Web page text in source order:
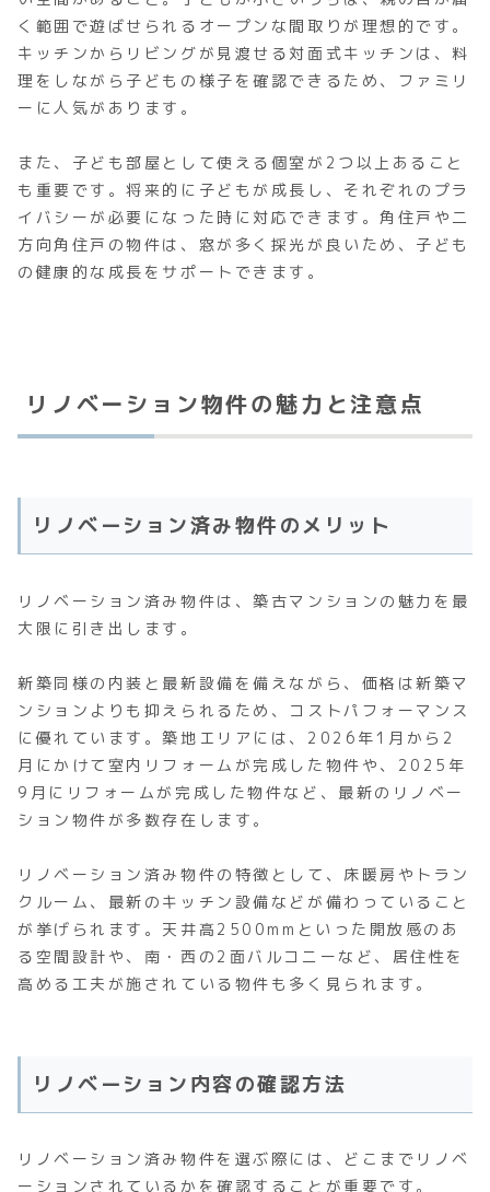
く範囲で遊ばせられるオープンな間取りが理想的です。
キッチンからリビングが見渡せる対面式キッチンは、料
理をしながら子どもの様子を確認できるため、ファミリ
ーに人気があります。
また、子ども部屋として使える個室が2つ以上あること
も重要です。将来的に子どもが成長し、それぞれのプラ
イバシーが必要になった時に対応できます。角住戸や二
方向角住戸の物件は、窓が多く採光が良いため、子ども
の健康的な成長をサポートできます。
リノベーション物件の魅力と注意点
リノベーション済み物件のメリット
リノベーション済み物件は、築古マンションの魅力を最
大限に引き出します。
新築同様の内装と最新設備を備えながら、価格は新築マ
ンションよりも抑えられるため、コストパフォーマンス
に優れています。築地エリアには、2026年1月から2
月にかけて室内リフォームが完成した物件や、2025年
9月にリフォームが完成した物件など、最新のリノベー
ション物件が多数存在します。
リノベーション済み物件の特徴として、床暖房やトラン
クルーム、最新のキッチン設備などが備わっていること
が挙げられます。天井高2500mmといった開放感のあ
る空間設計や、南・西の2面バルコニーなど、居住性を
高める工夫が施されている物件も多く見られます。
リノベーション内容の確認方法
リノベーション済み物件を選ぶ際には、どこまでリノベ
ーションされているかを確認することが重要です。